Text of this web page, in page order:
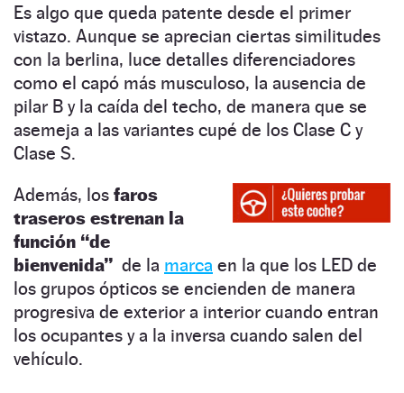
Es algo que queda patente desde el primer
vistazo. Aunque se aprecian ciertas similitudes
con la berlina, luce detalles diferenciadores
como el capó más musculoso, la ausencia de
pilar B y la caída del techo, de manera que se
asemeja a las variantes cupé de los Clase C y
Clase S.
Además, los faros
traseros estrenan la
función “de
bienvenida” de la marca en la que los LED de
los grupos ópticos se encienden de manera
progresiva de exterior a interior cuando entran
los ocupantes y a la inversa cuando salen del
vehículo.